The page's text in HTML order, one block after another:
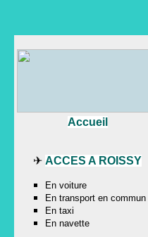
Accueil
✈ ACCES A ROISSY
En voiture
En transport en commun
En taxi
En navette